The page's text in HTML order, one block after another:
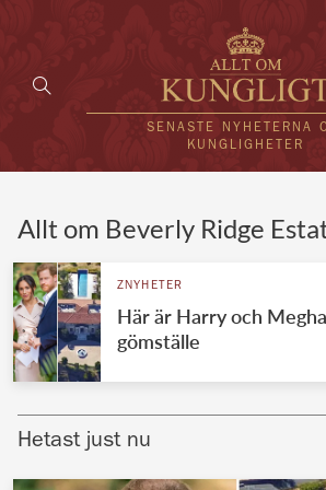
SENASTE NYHETERNA
KUNGLIGHETER
UTLÄNDSKT
VÄRLDENS
Brittiska kungahuset
Allt om Beverly Ridge
ZNYHETER
Här är Harry och
gömställe
Hetast just nu